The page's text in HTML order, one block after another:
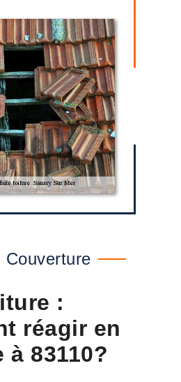
Couverture
:
réagir en
à 83110?